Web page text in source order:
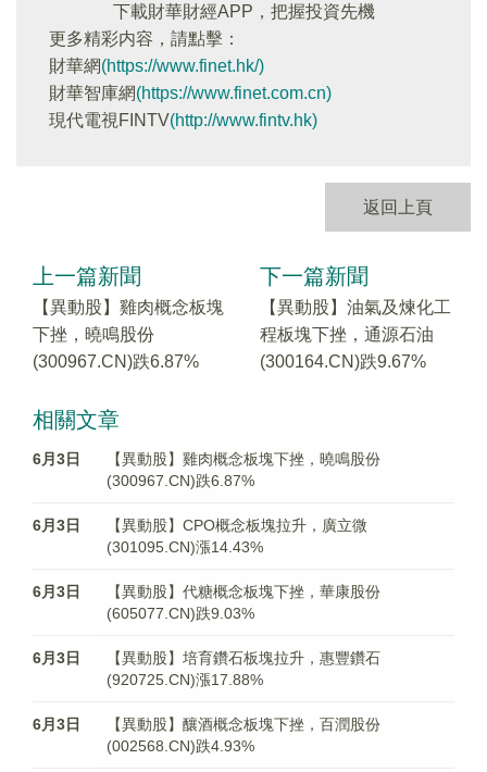
下載財華財經APP，把握投資先機
更多精彩内容，請點擊：
財華網(https://www.finet.hk/)
財華智庫網(https://www.finet.com.cn)
現代電視FINTV(http://www.fintv.hk)
返回上頁
上一篇新聞
【異動股】雞肉概念板塊
下挫，曉鳴股份
(300967.CN)跌6.87%
下一篇新聞
【異動股】油氣及煉化工
程板塊下挫，通源石油
(300164.CN)跌9.67%
相關文章
6月3日
【異動股】雞肉概念板塊下挫，曉鳴股份
(300967.CN)跌6.87%
6月3日
【異動股】CPO概念板塊拉升，廣立微
(301095.CN)漲14.43%
6月3日
【異動股】代糖概念板塊下挫，華康股份
(605077.CN)跌9.03%
6月3日
【異動股】培育鑽石板塊拉升，惠豐鑽石
(920725.CN)漲17.88%
6月3日
【異動股】釀酒概念板塊下挫，百潤股份
(002568.CN)跌4.93%